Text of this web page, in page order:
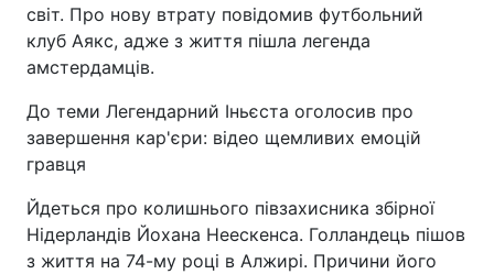
світ. Про нову втрату повідомив футбольний
клуб Аякс, адже з життя пішла легенда
амстердамців.
До теми Легендарний Іньєста оголосив про
завершення кар'єри: відео щемливих емоцій
гравця
Йдеться про колишнього півзахисника збірної
Нідерландів Йохана Неескенса. Голландець пішов
з життя на 74-му році в Алжирі. Причини його